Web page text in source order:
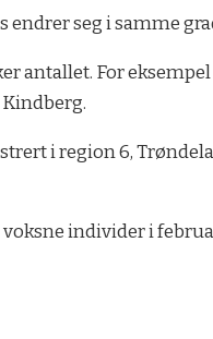
seg i samme
antallet. For
i region 6,
individer i